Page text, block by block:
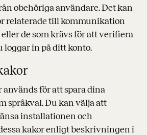
obehöriga användare. Det kan
relaterade till kommunikation
de som krävs för att verifiera
in på ditt konto.
för att spara dina
språkval. Du kan välja att
installationen och
kakor enligt beskrivningen i